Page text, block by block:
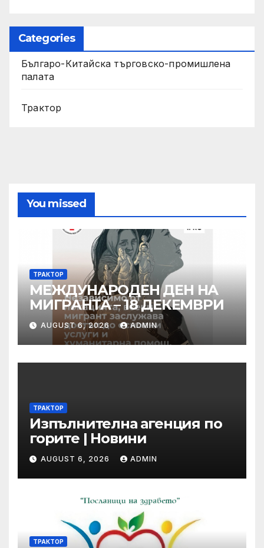
Categories
Българо-Китайска търговско-промишлена
палата
Трактор
You missed
ТРАКТОР
МЕЖДУНАРОДЕН ДЕН НА
МИГРАНТА – 18 ДЕКЕМВРИ
AUGUST 6, 2026 ADMIN
ТРАКТОР
Изпълнителна агенция по
горите | Новини
AUGUST 6, 2026 ADMIN
ТРАКТОР